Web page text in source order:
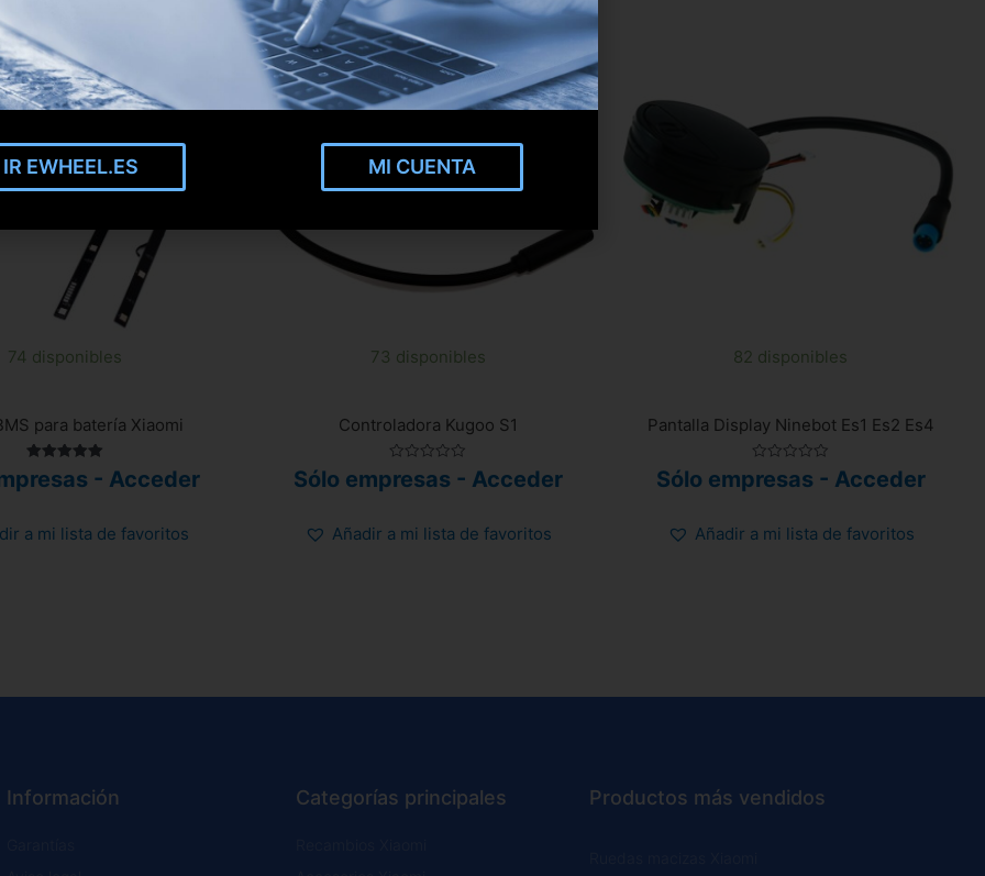
74 disponibles
para batería Xiaomi
con
- Acceder
a mi lista de favoritos
73 disponibles
Controladora Kugoo S1
con
Sólo empresas - Acceder
Añadir a mi lista de favoritos
82 disponibles
Pantalla Display Ninebot Es1 Es2 Es4
con
Sólo empresas - Acceder
Añadir a mi lista de favoritos
Información Categorías principales Productos más vendidos
IR EWHEEL.ES MI CUENTA